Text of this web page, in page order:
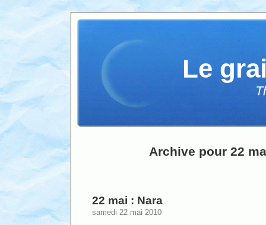
Le
Archive pour 22
22 mai : Nara
samedi 22 mai 2010